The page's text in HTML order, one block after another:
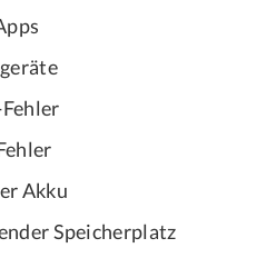
Akku
Speicherplatz